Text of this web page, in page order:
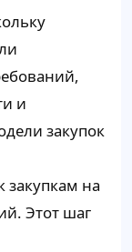
и
закупок
закупкам на
Этот шаг